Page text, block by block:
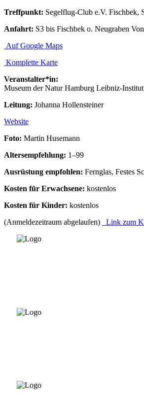
Treffpunkt: Segelflug-Club e.V. Fischbek,
Anfahrt: S3 bis Fischbek o. Neugraben
Auf Google Maps
Komplette Karte
Veranstalter*in:
Museum der Natur Hamburg Leibniz-
Leitung: Johanna Hollensteiner
Website
Foto: Martin Husemann
Altersempfehlung: 1–99
Ausrüstung empfohlen: Fernglas, Festes
Kosten für Erwachsene: kostenlos
Kosten für Kinder: kostenlos
(Anmeldezeitraum abgelaufen)
Link zum